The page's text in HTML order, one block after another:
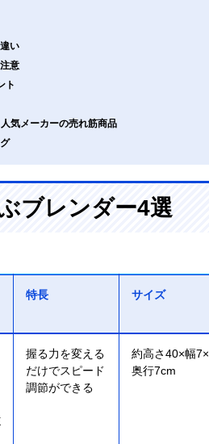
い
意
ト
気メーカーの売れ筋商品
ブレンダー4選
特長 サイズ
握る力を変える
だけでスピード
調節ができる
約高さ40×幅7×
奥行7cm